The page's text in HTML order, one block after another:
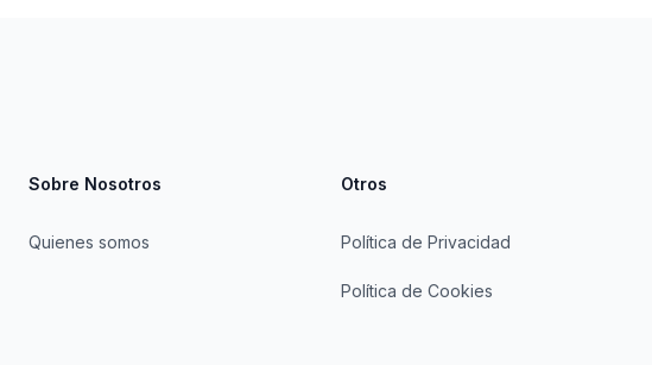
Sobre Nosotros
Quienes somos
Otros
Política de Privacidad
Política de Cookies